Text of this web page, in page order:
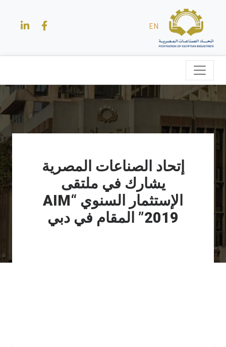
EN
إتحاد الصناعات المصرية
يشارك في ملتقى
الإستثمار السنوي “AIM
2019” المقام في دبي